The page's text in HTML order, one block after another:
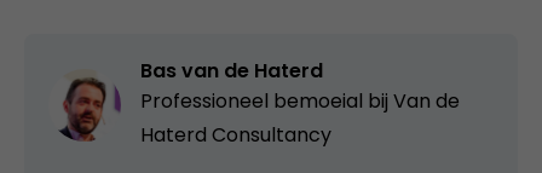
Bas van de Haterd
Professioneel bemoeial bij Van de
Haterd Consultancy